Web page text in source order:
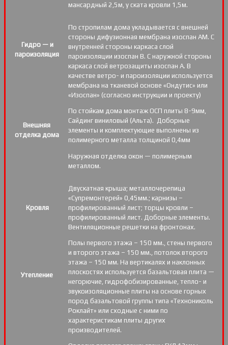
мансардный 2,5м, у ската кровли 1,5м.
Гидро — и
пароизоляция
По стропилам дома укладывается с внешней
стороны дифузионная мембрана изоспан АМ. С
внутренней стороны каркаса слой
пароизоляции изоспан В. С наружной стороны
каркаса слой ветрозащиты изоспан А. В
качестве ветро- и пароизоляции используется
мембрана на тканевой основе «Ондутис» или
«Изоспан» (согласно инструкции и проекту)
Внешняя
отделка дома
По стойкам дома монтаж ОСП плиты 8-9мм,
Сайдинг виниловый (Альта). Доборные
элементы и комплектующие выполнены из
полимерного металла толщиной 0,4мм
Наружная отделка окон — полимерным
металлом.
Кровля
Двускатная крыша; металлочерепица
«Супремонтерей» 0,45мм.; карнизы –
профилированный лист; торцы кровли –
профилированный лист. Доборные элементы.
Вентиляционные решетки на фронтонах.
Утепление
Полы первого этажа – 150 мм., стены первого
и второго этажа – 150 мм., потолок второго
этажа – 150 мм. На вертикалях и наклонных
плоскостях используется базальтовая плита —
негорючие, гидрофобизированные, тепло- и
звукоизоляционные плиты на основе горных
пород базальтовой группы типа «Технониколь
Роклайт» или сходные с ними по
характеристикам плиты других
производителей.